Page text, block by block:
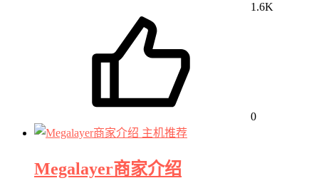
1.6K
0
主机推荐
Megalayer商家介绍